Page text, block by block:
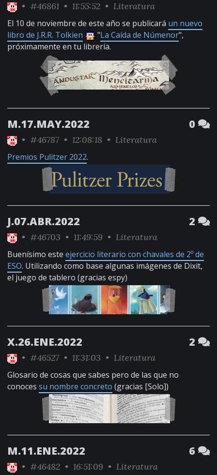
• #46861 • 11:55:52 • Literatura
El 10 de noviembre de este año se publicará un nuevo
libro de J.R.R. Tolkien
"La Caída de Númenor",
próximamente en tu librería.
M.17.MAY.2022 0
• #46787 • 12:08:18 • Literatura
Premios Pulitzer 2022.
J.07.ABR.2022 2
• #46703 • 11:49:59 • Literatura
Buenísimo este ejercicio literario con chavales de 2º de
ESO. Utilizando como base algunas imágenes de Dixit,
el juego de tablero (gracias espy)
X.26.ENE.2022 2
• #46527 • 11:31:03 • Literatura
Glosario de cosas que sabes pero de las que no
conoces su nombre concreto (gracias [Solo])
M.11.ENE.2022 6
• #46482 • 16:51:09 • Literatura